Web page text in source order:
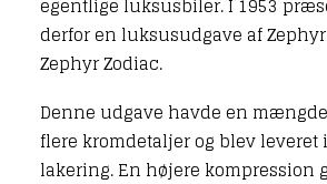
egentlige luksusbiler. I 1953
derfor en luksusudgave af
Zephyr Zodiac.
Denne udgave havde en
flere kromdetaljer og blev leveret
lakering. En højere kompression